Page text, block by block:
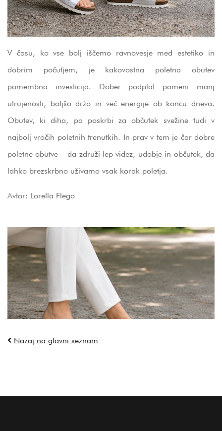
V času, ko vse bolj iščemo ravnovesje med estetiko in
dobrim počutjem, je kakovostna poletna obutev
pomembna investicija. Dober podplat pomeni manj
utrujenosti, boljšo držo in več energije ob koncu dneva.
Obutev, ki diha, pa poskrbi za občutek svežine tudi v
najbolj vročih poletnih trenutkih. In prav v tem je čar dobre
poletne obutve – da združi lep videz, udobje in občutek, da
lahko brezskrbno uživamo vsak korak poletja.
Avtor: Lorella Flego
Nazaj na glavni seznam